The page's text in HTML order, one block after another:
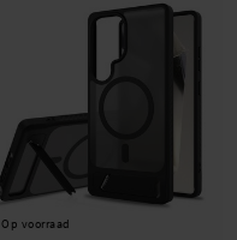
Op voorraad